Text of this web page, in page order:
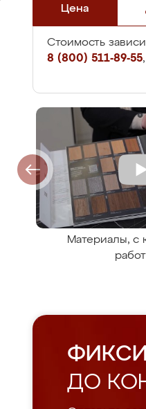
Цена
Стоимость
8 (800) 511-89-55,
Материалы, с
ДО